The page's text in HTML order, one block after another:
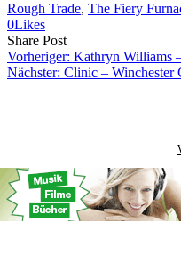
Rough Trade, The Fiery
0Likes
Share PostShare
on
Facebook
Copy
URL
to
Send
Link
via
Vorheriger: Kathryn Williams
Nächster: Clinic – Winchester